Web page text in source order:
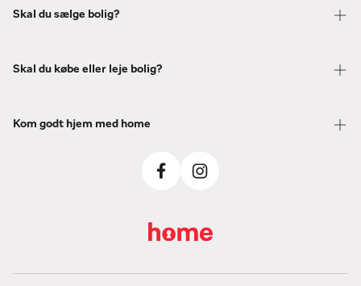
Skal du sælge bolig?
Skal du købe eller leje bolig?
Kom godt hjem med home